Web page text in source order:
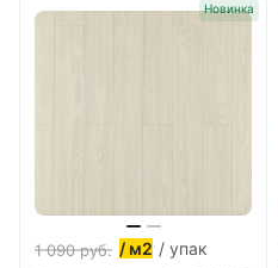
Новинка
1 090руб. / м2 / упак